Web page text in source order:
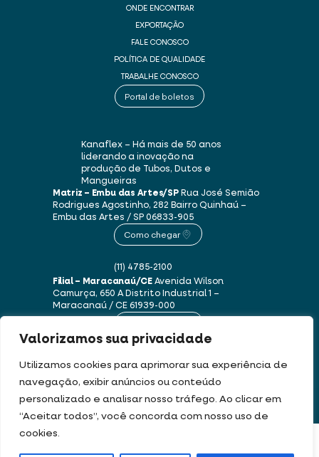
Valorizamos sua privacidade
Utilizamos cookies para aprimorar sua experiência de
navegação, exibir anúncios ou conteúdo
personalizado e analisar nosso tráfego. Ao clicar em
“Aceitar todos”, você concorda com nosso uso de
cookies.
ONDE ENCONTRAR
EXPORTAÇÃO
FALE CONOSCO
POLÍTICA DE QUALIDADE
TRABALHE CONOSCO
Portal de boletos
Kanaflex – Há mais de 50 anos
liderando a inovação na
produção de Tubos, Dutos e
Mangueiras
Matriz – Embu das Artes/SPRua José Semião
Rodrigues Agostinho, 282 Bairro Quinhaú –
Embu das Artes / SP06833-905
Como chegar
(11) 4785-2100
Filial – Maracanaú/CEAvenida Wilson
Camurça, 650 ADistrito Industrial 1 –
Maracanaú / CE61939-000
Este site usa cookies e dados pessoais de acordo com os nossos Termos de Uso e